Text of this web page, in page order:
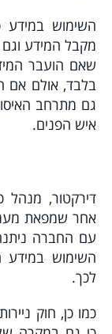
השימוש במידע
מקבל המידע
שאם הועבר
בלבד, אולם אם
גם מתרחב
איש הפנים.
דירקטור, מנהל
אחר שמפאת
עם החברה
השימוש
לכך.
כמו כן, חוק